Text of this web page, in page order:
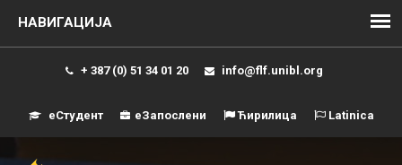
+ 387 (0) 51 34 01 20 info@flf.unibl.org
еСтудент еЗапослени Ћирилица Latinica